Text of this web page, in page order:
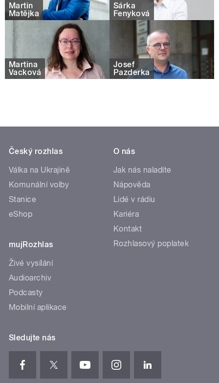
Martin
Matějka
Šárka
Fenyková
Martina
Vacková
Josef
Pazderka
Český rozhlas
Válka na Ukrajině
Komunální volby
Stanice
eShop
mujRozhlas
Živé vysílání
Audioarchiv
Podcasty
Mobilní aplikace
O nás
Jak nás naladíte
Nápověda
Lidé v rádiu
Kariéra
Kontakt
Rozhlasový poplatek
Sledujte nás